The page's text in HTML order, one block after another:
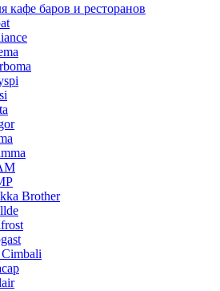
кафе баров и ресторанов
Brother